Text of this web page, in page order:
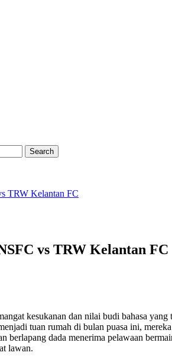
TRW Kelantan FC
vs TRW Kelantan FC
kesukanan dan nilai budi bahasa
tuan rumah di bulan puasa ini,
berlapang dada menerima pelawaan
lawan.